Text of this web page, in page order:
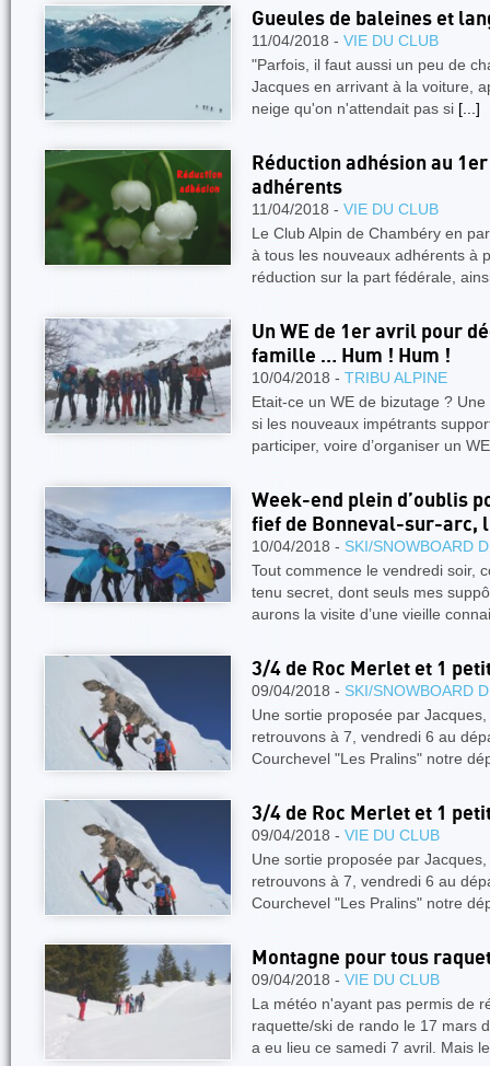
Gueules de baleines et
11/04/2018 - VIE DU CLUB
"Parfois, il faut aussi un peu de
Jacques en arrivant à la voiture,
neige qu'on n'attendait pas si [...]
Réduction adhésion au
adhérents
11/04/2018 - VIE DU CLUB
Le Club Alpin de Chambéry en
à tous les nouveaux adhérents à
réduction sur la part fédérale,
Un WE de 1er avril pour
famille … Hum ! Hum !
10/04/2018 - TRIBU ALPINE
Etait-ce un WE de bizutage ?
si les nouveaux impétrants
participer, voire d’organiser un
Week-end plein d’oublis
fief de Bonneval-sur-arc,
10/04/2018 - SKI/SNOWBOARD
Tout commence le vendredi soir,
tenu secret, dont seuls mes
aurons la visite d’une vieille
3/4 de Roc Merlet et 1
09/04/2018 - SKI/SNOWBOARD
Une sortie proposée par
retrouvons à 7, vendredi 6 au
Courchevel "Les Pralins" notre
3/4 de Roc Merlet et 1
09/04/2018 - VIE DU CLUB
Une sortie proposée par
retrouvons à 7, vendredi 6 au
Courchevel "Les Pralins" notre
Montagne pour tous
09/04/2018 - VIE DU CLUB
La météo n'ayant pas permis de
raquette/ski de rando le 17 mars
a eu lieu ce samedi 7 avril. Mais